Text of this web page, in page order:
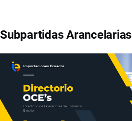
Subpartidas Arancelarias